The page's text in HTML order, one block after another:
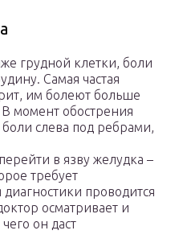
грудной клетки, боли
Самая частая
им болеют больше
момент обострения
слева под ребрами,
в язву желудка –
требует
проводится
осматривает и
он даст